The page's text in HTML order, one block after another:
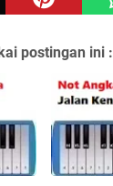
postingan ini :